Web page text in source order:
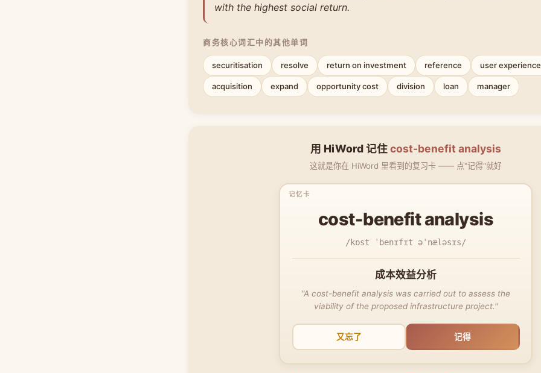
with the highest social return.
商务核心词汇中的其他单词
securitisation resolve return on investment reference user experience
acquisition expand opportunity cost division loan manager
用 HiWord 记住cost-benefit analysis
这就是你在 HiWord 里看到的复习卡 —— 点"记得"就好
cost-benefit analysis
/kɒst ˈbenɪfɪt əˈnæləsɪs/
成本效益分析
"A cost-benefit analysis was carried out to assess the
viability of the proposed infrastructure project."
又忘了 记得